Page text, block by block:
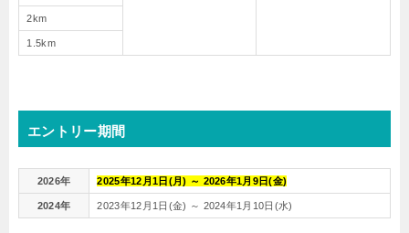
2km
1.5km
エントリー期間
2026年 2025年12月1日(月) ～ 2026年1月9日(金)
2024年 2023年12月1日(金) ～ 2024年1月10日(水)